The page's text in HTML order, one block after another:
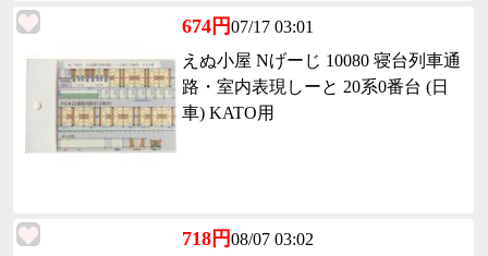
674円07/17 03:01
えぬ小屋 Nげーじ 10080 寝台列車通
路・室内表現しーと 20系0番台 (日
車) KATO用
718円08/07 03:02